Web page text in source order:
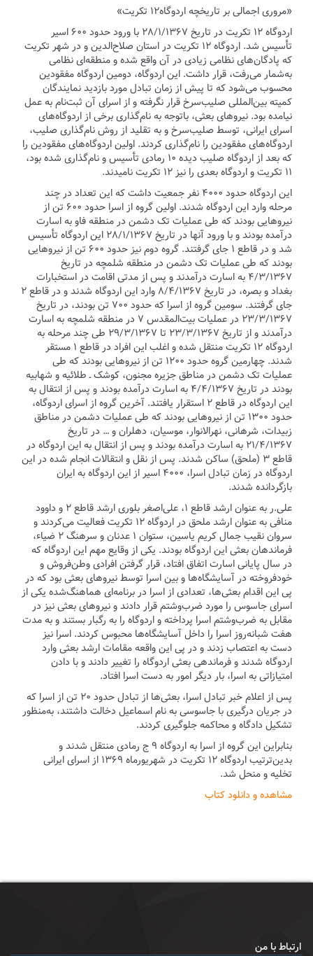
«مروری اجمالی بر تاریخچه اردوگاه۱۲ تکریت»
اردوگاه ۱۲ تکریت در تاریخ ۲۸/۱/۱۳۶۷ با ورود حدود ۶۰۰ اسیر
تأسیس شد. اردوگاه ۱۲ تکریت در استان صلاح‌الدین و در شهر تکریت
که پادگان‌های نظامی زیادی در آن واقع شده و منطقه‌ای نظامی
به‌شمار می‌رفت، قرار داشت. این اردوگاه، دومین اردوگاه مفقودین
محسوب می‌شود که تا پیش از زمان تبادل مورد بازدید نمایندگان
کمیته بین‌المللی صلیب‌سرخ قرار نگرفته و از اسرای آن ثبت‌نام به عمل
نیامده بود. نیروهای بعثی، باتوجه ‌به نام‌گذاری برخی از اردوگاه‌های
اسرای ایرانی، توسط صلیب‌سرخ و به تقلید از روش نام‌گذاری صلیب،
اردوگاه‌های مفقودین را نام‌گذاری کردند. اولین اردوگاه‌های مفقودین را
که بعد از اردوگاه صلیب دیده ۱۰ رمادی تأسیس و نام‌گذاری شده بود،
۱۱ تکریت و اردوگاه بعدی را نیز ۱۲ تکریت نامیدند.
این اردوگاه حدود ۴۰۰۰ نفر جمعیت داشت که این تعداد در چند
مرحله وارد این اردوگاه شدند. اولین گروه از اسرا حدود ۶۰۰ تن از
نیروهایی بودند که طی عملیات تک دشمن در منطقه فاو به اسارت
درآمده بودند و با ورود آنها در تاریخ ۲۸/۱/۱۳۶۷ این اردوگاه تأسیس
شد و در قاطع ۱ جای گرفتند. گروه دوم نیز حدود ۶۰۰ تن از نیروهایی
بودند که طی عملیات تک دشمن در منطقه شلمچه در تاریخ
۴/۳/۱۳۶۷ به اسارت درآمدند و پس از مدتی اقامت در استخبارات
بغداد و بصره، در تاریخ ۸/۴/۱۳۶۷ وارد این اردوگاه شدند و در قاطع ۲
جای گرفتند. سومین گروه از اسرا که حدود ۷۰۰ تن بودند، در تاریخ
۲۳/۳/۱۳۶۷ در عملیات بیت‌المقدس ۷ در منطقه شلمچه به اسارت
درآمدند و از تاریخ ۲۳/۳/۱۳۶۷ تا ۲۹/۳/۱۳۶۷ طی چند مرحله به
اردوگاه ۱۲ تکریت منتقل شده و اغلب این افراد در قاطع ۱ مستقر
شدند. چهارمین گروه حدود ۱۲۰۰ تن از نیروهایی بودند که طی
عملیات تک دشمن در مناطق جزیره مجنون، کوشک ـ طلائیه و شهابیه
بودند در تاریخ ۴/۴/۱۳۶۷ به اسارت درآمده بودند و پس از انتقال به
این اردوگاه در قاطع ۲ استقرار یافتند. آخرین گروه از اسرای اردوگاه،
حدود ۱۳۰۰ تن از نیروهایی بودند که طی عملیات دشمن در مناطق
زبیدات، شرهانی، نهرالانوار، موسیان، دهلران و … در تاریخ
۲۱/۴/۱۳۶۷ به اسارت درآمده بودند و پس از انتقال به این اردوگاه در
قاطع ۳ (ملحق) ساکن شدند. پس از نقل و انتقالات انجام شده در این
اردوگاه در زمان تبادل اسرا، ۴۰۰۰ اسیر از این اردوگاه به ایران
بازگردانده شدند.
علی‌.ر به‌ عنوان ارشد قاطع ۱، علی‌اصغر بلوری ارشد قاطع ۲ و داوود
منافی به ‌عنوان ارشد ملحق در اردوگاه ۱۲ تکریت فعالیت می‌کردند و
سروان نقیب جمال کریم یاسین، ستوان ۱ عدنان و سرهنگ ۲ ضیاء،
فرماندهان بعثی این اردوگاه بودند. یکی از وقایع مهم این اردوگاه که
در سال پایانی اسارت اتفاق افتاد، قرار گرفتن افرادی وطن‌فروش و
خودفروخته در آسایشگاه‌ها و بین اسرا توسط نیروهای بعثی بود که در
پی این اقدام بعثی‌ها، تعدادی از اسرا در برنامه‌ای هماهنگ‌شده یکی از
اسرای جاسوس را مورد ضرب‌و‌شتم قرار دادند و نیروهای بعثی نیز در
مقابل به ضرب‌وشتم اسرا پرداخته و اردوگاه را به رگبار بستند و به مدت
هفت شبانه‌روز اسرا را داخل آسایشگاه‌ها محبوس کردند. اسرا نیز
دست به اعتصاب زدند و در پی این واقعه مقامات ارشد بعثی وارد
اردوگاه شدند و فرماندهی بعثی اردوگاه را تغییر دادند و با دادن
امتیازاتی به اسرا، بار دیگر امور به دست اسرا افتاد.
پس از اعلام خبر تبادل اسرا، بعثی‌ها از تبادل حدود ۲۰ تن از اسرا که
در جریان درگیری با جاسوسی به نام اسماعیل دخالت داشتند، به‌منظور
تشکیل دادگاه و محاکمه جلوگیری کردند.
بنابراین این گروه از اسرا به اردوگاه ۹ ج رمادی منتقل شدند و
بدین‌ترتیب اردوگاه ۱۲ تکریت در شهریورماه ۱۳۶۹ از اسرای ایرانی
تخلیه و منحل شد.
مشاهده و دانلود کتاب
ارتباط با من